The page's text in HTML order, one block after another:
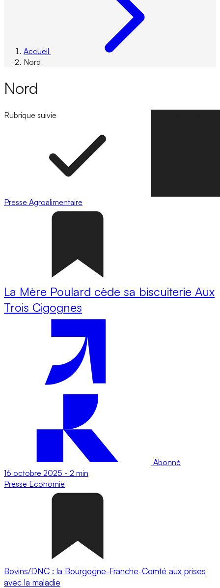
Accueil
Nord
Nord
Rubrique suivie
Presse Agroalimentaire
La Mère Poulard cède sa biscuiterie Aux
Trois Cigognes
Abonné
16 octobre 2025 - 2 min
Presse Economie
Bovins/DNC : la Bourgogne-Franche-Comté aux prises
avec la maladie